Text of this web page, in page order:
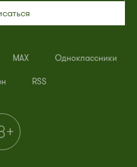
MAX Одноклассники
RSS